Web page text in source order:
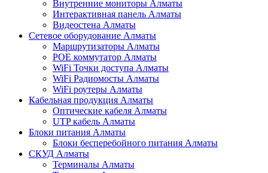
Внутренние мониторы Алматы
Интерактивная панель Алматы
Видеостена Алматы
Сетевое оборудование Алматы
Маршрутизаторы Алматы
POE коммутатор Алматы
WiFi Точки доступа Алматы
WiFi Радиомосты Алматы
WiFi роутеры Алматы
Кабельная продукция Алматы
Оптические кабеля Алматы
UTP кабель Алматы
Блоки питания Алматы
Блоки бесперебойного питания Алматы
СКУД Алматы
Терминалы Алматы